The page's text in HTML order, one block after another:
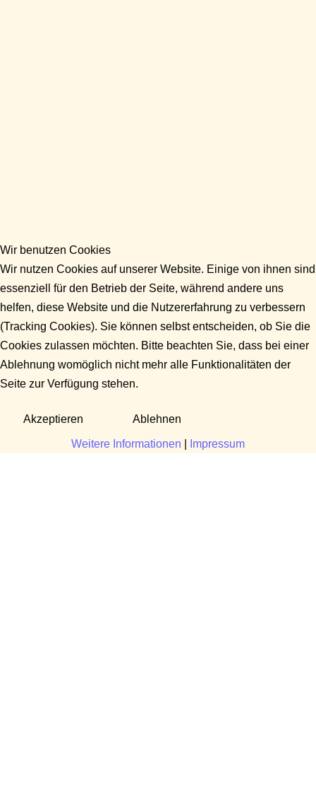
Wir benutzen Cookies
Wir nutzen Cookies auf unserer Website. Einige von ihnen sind
essenziell für den Betrieb der Seite, während andere uns
helfen, diese Website und die Nutzererfahrung zu verbessern
(Tracking Cookies). Sie können selbst entscheiden, ob Sie die
Cookies zulassen möchten. Bitte beachten Sie, dass bei einer
Ablehnung womöglich nicht mehr alle Funktionalitäten der
Seite zur Verfügung stehen.
Akzeptieren Ablehnen
Weitere Informationen Impressum